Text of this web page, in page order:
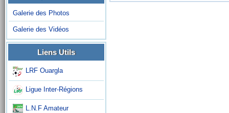
Galerie des Photos
Galerie des Vidéos
Liens Utils
LRF Ouargla
Ligue Inter-Régions
L.N.F Amateur